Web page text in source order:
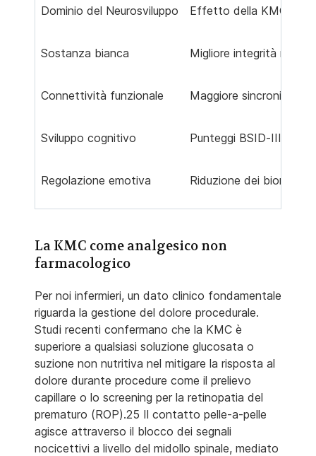
Dominio del Neurosviluppo Effetto della KMC
Sostanza bianca Migliore integrità
Connettività funzionale Maggiore sincronia
Sviluppo cognitivo Punteggi BSID-III più
Regolazione emotiva Riduzione dei
La KMC come analgesico non
farmacologico
Per noi infermieri, un dato clinico fondamentale
riguarda la gestione del dolore procedurale.
Studi recenti confermano che la KMC è
superiore a qualsiasi soluzione glucosata o
suzione non nutritiva nel mitigare la risposta al
dolore durante procedure come il prelievo
capillare o lo screening per la retinopatia del
prematuro (ROP).25 Il contatto pelle-a-pelle
agisce attraverso il blocco dei segnali
nocicettivi a livello del midollo spinale, mediato